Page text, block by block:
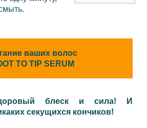
ваших волос
TO TIP SERUM
блеск и сила! И
секущихся кончиков!